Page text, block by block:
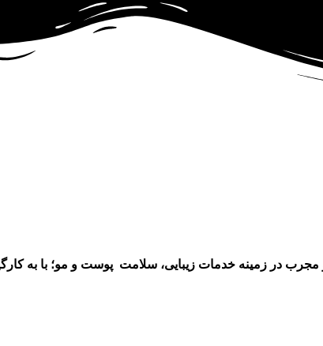
در زمینه خدمات زیبایی، سلامت پوست و مو؛ با به